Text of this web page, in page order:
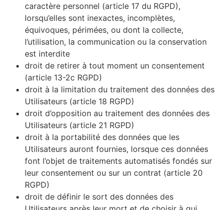
caractère personnel (article 17 du RGPD),
lorsqu’elles sont inexactes, incomplètes,
équivoques, périmées, ou dont la collecte,
l’utilisation, la communication ou la conservation
est interdite
droit de retirer à tout moment un consentement
(article 13-2c RGPD)
droit à la limitation du traitement des données des
Utilisateurs (article 18 RGPD)
droit d’opposition au traitement des données des
Utilisateurs (article 21 RGPD)
droit à la portabilité des données que les
Utilisateurs auront fournies, lorsque ces données
font l’objet de traitements automatisés fondés sur
leur consentement ou sur un contrat (article 20
RGPD)
droit de définir le sort des données des